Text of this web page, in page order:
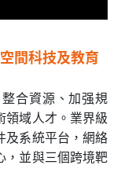
間科技及教育
合資源、加强規
領域人才。業界級
及系統平台，網絡
，並與三個跨境靶